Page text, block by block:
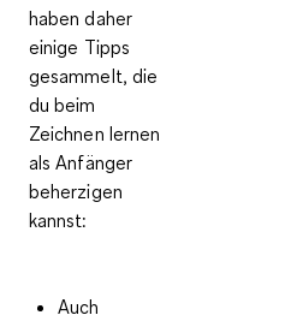
haben daher
einige Tipps
gesammelt, die
du beim
Zeichnen lernen
als Anfänger
beherzigen
kannst:
Auch